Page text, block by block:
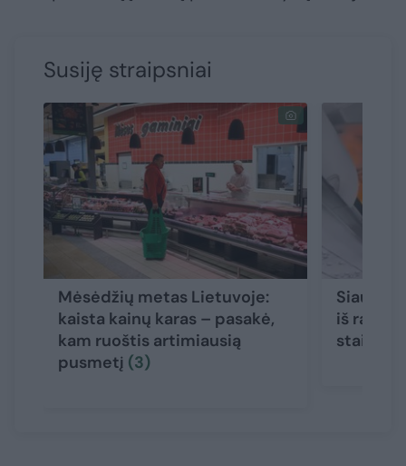
Susiję straipsniai
Mėsėdžių metas Lietuvoje:
kaista kainų karas – pasakė,
kam ruoštis artimiausią
pusmetį (3)
iš
staiga